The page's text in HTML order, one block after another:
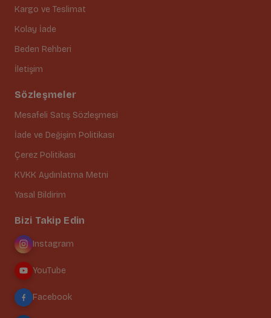
Kargo ve Teslimat
Kolay İade
Beden Rehberi
İletişim
Sözleşmeler
Mesafeli Satış Sözleşmesi
İade ve Değişim Politikası
Çerez Politikası
KVKK Aydınlatma Metni
Yasal Bildirim
Bizi Takip Edin
Instagram
YouTube
Facebook